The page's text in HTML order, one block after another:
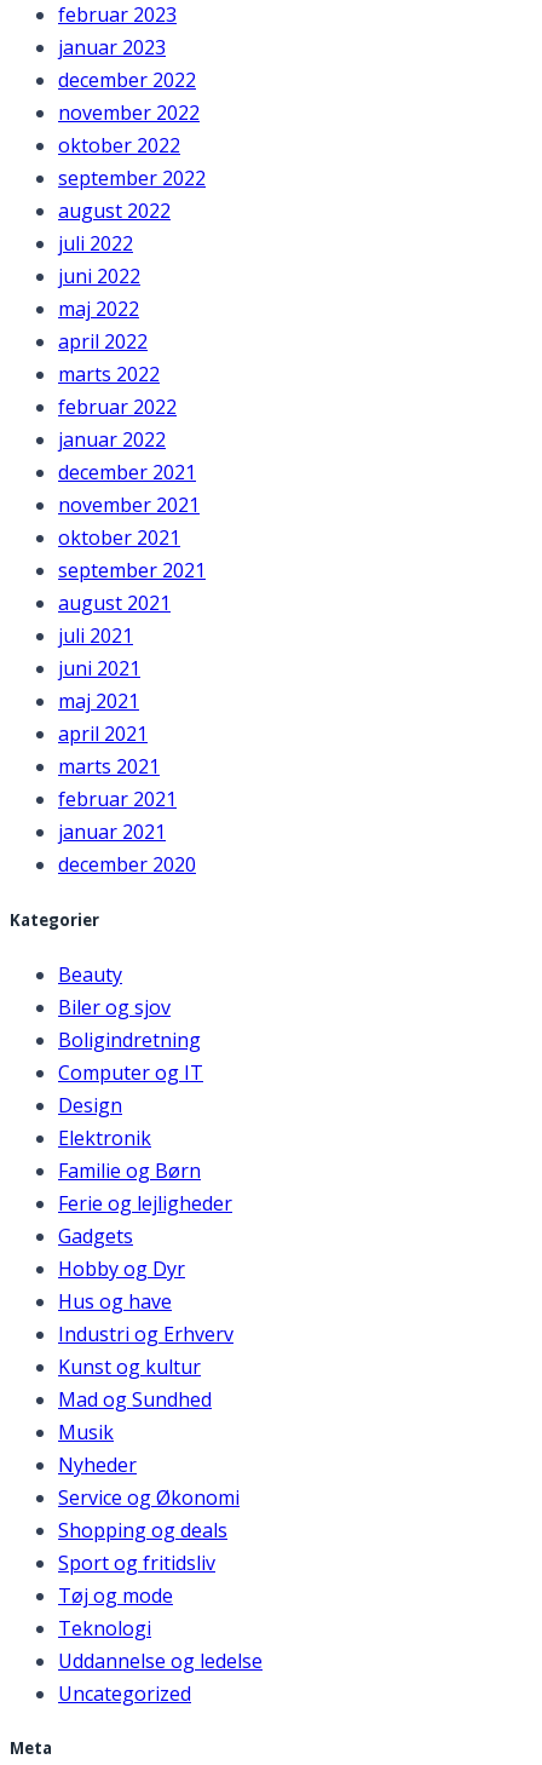
februar 2023
januar 2023
december 2022
november 2022
oktober 2022
september 2022
august 2022
juli 2022
juni 2022
maj 2022
april 2022
marts 2022
februar 2022
januar 2022
december 2021
november 2021
oktober 2021
september 2021
august 2021
juli 2021
juni 2021
maj 2021
april 2021
marts 2021
februar 2021
januar 2021
december 2020
Kategorier
Beauty
Biler og sjov
Boligindretning
Computer og IT
Design
Elektronik
Familie og Børn
Ferie og lejligheder
Gadgets
Hobby og Dyr
Hus og have
Industri og Erhverv
Kunst og kultur
Mad og Sundhed
Musik
Nyheder
Service og Økonomi
Shopping og deals
Sport og fritidsliv
Tøj og mode
Teknologi
Uddannelse og ledelse
Uncategorized
Meta